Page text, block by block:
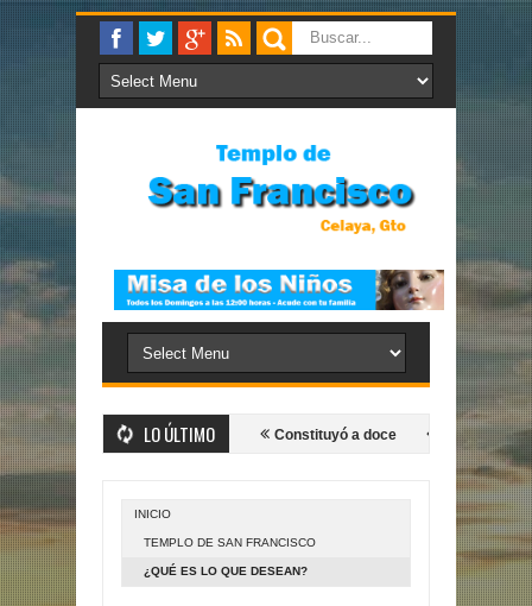
LO ÚLTIMO
Fueron a buscarlo Constituyó a doce Tú eres el Hijo de
INICIO
TEMPLO DE SAN FRANCISCO
¿QUÉ ES LO QUE DESEAN?